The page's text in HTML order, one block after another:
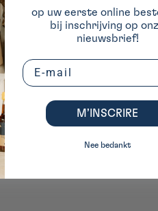
op uw eerste online
bij inschrijving op
nieuwsbrief!
Email
M’INSCRIRE
Nee bedankt